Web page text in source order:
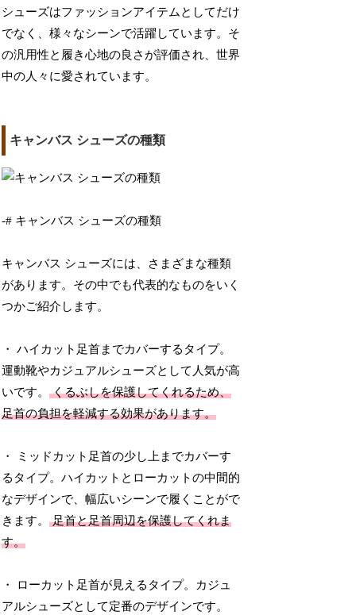
シューズはファッションアイテムとしてだけ
でなく、様々なシーンで活躍しています。そ
の汎用性と履き心地の良さが評価され、世界
中の人々に愛されています。
キャンバス シューズの種類
-# キャンバス シューズの種類
キャンバス シューズには、さまざまな種類
があります。その中でも代表的なものをいく
つかご紹介します。
・ ハイカット足首までカバーするタイプ。
運動靴やカジュアルシューズとして人気が高
いです。くるぶしを保護してくれるため、
足首の負担を軽減する効果があります。
・ ミッドカット足首の少し上までカバーす
るタイプ。ハイカットとローカットの中間的
なデザインで、幅広いシーンで履くことがで
きます。足首と足首周辺を保護してくれま
す。
・ ローカット足首が見えるタイプ。カジュ
アルシューズとして定番のデザインです。